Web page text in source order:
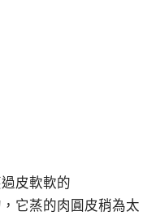
皮軟軟的
它蒸的肉圓皮稍為太